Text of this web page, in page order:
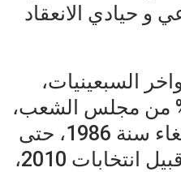
و حيادي الانعقاد
السبعينيات،
المرأة نسبة 9% من مجلس الشعب،
للتراجع بعدها لحد الإلغاء سنة 1986، حتى
وصلت إلى 2% فقط قبيل انتخابات 2010،